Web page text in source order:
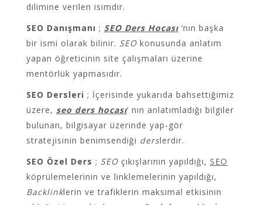
dilimine verilen isimdir.
SEO Danışmanı ; SEO Ders Hocası ‘nın başka
bir ismi olarak bilinir. SEO konusunda anlatım
yapan öğreticinin site çalışmaları üzerine
mentörlük yapmasıdır.
SEO Dersleri ; İçerisinde yukarıda bahsettiğimiz
üzere, seo ders hocası‘ nın anlatımladığı bilgiler
bulunan, bilgisayar üzerinde yap-gör
stratejisinin benimsendiği derslerdir.
SEO Özel Ders ; SEO çıkışlarının yapıldığı, SEO
köprülemelerinin ve linklemelerinin yapıldığı,
Backlinklerin ve trafiklerin maksimal etkisinin